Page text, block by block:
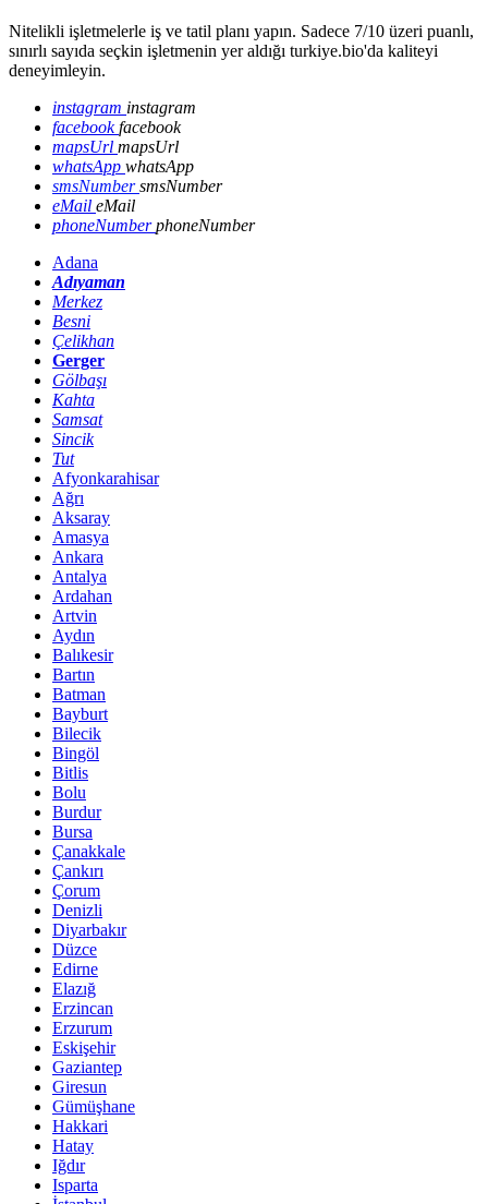
Nitelikli işletmelerle iş ve tatil planı yapın. Sadece 7/10 üzeri puanlı,
sınırlı sayıda seçkin işletmenin yer aldığı turkiye.bio'da kaliteyi
deneyimleyin.
instagram instagram
facebookfacebook
mapsUrl mapsUrl
whatsApp whatsApp
smsNumbersmsNumber
eMail eMail
phoneNumberphoneNumber
Adana
Adıyaman
Merkez
Besni
Çelikhan
Gerger
Gölbaşı
Kahta
Samsat
Sincik
Tut
Afyonkarahisar
Ağrı
Aksaray
Amasya
Ankara
Antalya
Ardahan
Artvin
Aydın
Balıkesir
Bartın
Batman
Bayburt
Bilecik
Bingöl
Bitlis
Bolu
Burdur
Bursa
Çanakkale
Çankırı
Çorum
Denizli
Diyarbakır
Düzce
Edirne
Elazığ
Erzincan
Erzurum
Eskişehir
Gaziantep
Giresun
Gümüşhane
Hakkari
Hatay
Iğdır
Isparta